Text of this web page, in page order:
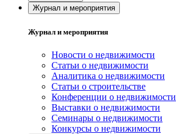
Журнал и мероприятия
Журнал и мероприятия
Новости о недвижимости
Статьи о недвижимости
Аналитика о недвижимости
Статьи о строительстве
Конференции о недвижимости
Выставки о недвижимости
Семинары о недвижимости
Конкурсы о недвижимости